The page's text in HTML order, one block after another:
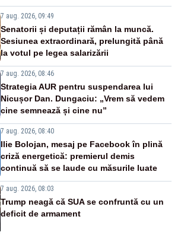
7 aug. 2026, 09:49
Senatorii și deputații rămân la muncă.
Sesiunea extraordinară, prelungită până
la votul pe legea salarizării
7 aug. 2026, 08:46
Strategia AUR pentru suspendarea lui
Nicușor Dan. Dungaciu: „Vrem să vedem
cine semnează și cine nu”
7 aug. 2026, 08:40
Ilie Bolojan, mesaj pe Facebook în plină
criză energetică: premierul demis
continuă să se laude cu măsurile luate
7 aug. 2026, 08:03
Trump neagă că SUA se confruntă cu un
deficit de armament